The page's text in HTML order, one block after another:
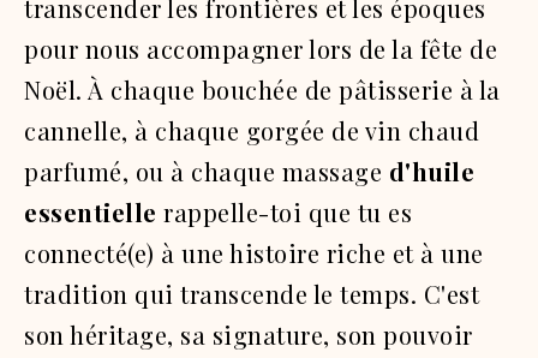
transcender les frontières et les époques
pour nous accompagner lors de la fête de
Noël. À chaque bouchée de pâtisserie à la
cannelle, à chaque gorgée de vin chaud
parfumé, ou à chaque massage d'huile
essentielle rappelle-toi que tu es
connecté(e) à une histoire riche et à une
tradition qui transcende le temps. C'est
son héritage, sa signature, son pouvoir